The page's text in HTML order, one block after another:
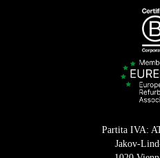
Partita IVA:
Jakov-